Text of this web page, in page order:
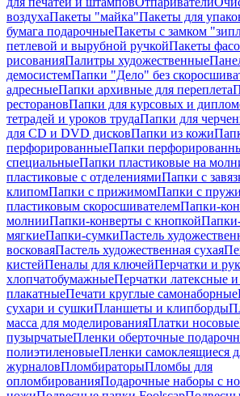
воздухаПакеты "майка"Пакеты для
бумага подарочныеПакеты с замком
петлевой и вырубной ручкойПакеты
рисованияПалитры художественные
демосистемПапки "Дело" без
адресныеПапки архивные для переплета
ресторановПапки для курсовых и
тетрадей и уроков трудаПапки для
для CD и DVD дисковПапки из кожи
перфорированныеПапки
специальныеПапки пластиковые на
пластиковые с отделениямиПапки с
клипомПапки с прижимомПапки с
пластиковым скоросшивателемПапки-
молнииПапки-конверты с кнопкой
мягкиеПапки-сумкиПастель
восковаяПастель художественная сухая
кистейПеналы для ключейПерчатки и
хлопчатобумажныеПерчатки латексные
плакатныеПечати круглые самонаборные
сухари и сушкиПланшеты и клипборды
масса для моделированияПлатки носовые
пузырчатыеПленки оберточные
полиэтиленовыеПленки самоклеящиеся
журналовПломбираторыПломбы для
опломбированияПодарочные наборы с